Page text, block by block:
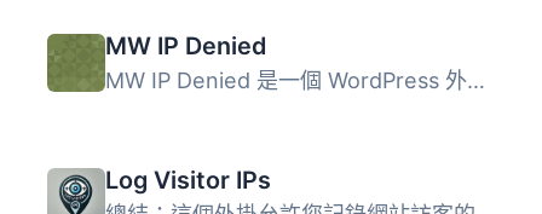
MW IP Denied
MW IP Denied 是一個 WordPress 外掛，允許你根據 IP 位址為...
Log Visitor IPs